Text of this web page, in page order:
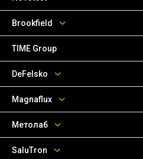
Brookfield
TIME Group
DeFelsko
Magnaflux
Метолаб
SaluTron